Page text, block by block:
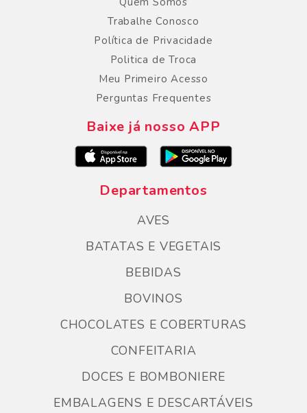
Trabalhe Conosco
Política de Privacidade
Politica de Troca
Meu Primeiro Acesso
Perguntas Frequentes
Baixe já nosso APP
Departamentos
AVES
BATATAS E VEGETAIS
BEBIDAS
BOVINOS
CHOCOLATES E COBERTURAS
CONFEITARIA
DOCES E BOMBONIERE
EMBALAGENS E DESCARTÁVEIS